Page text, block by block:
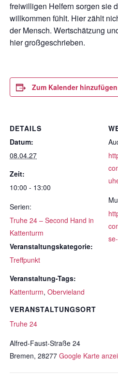
freiwilligen Helfern sorgen sie
willkommen fühlt. Hier zählt
der Mensch. Wertschätzung
hier großgeschrieben.
Zum Kalender hinzufügen
DETAILS
Datum:
08.04.27
Zeit:
10:00 - 13:00
Serien:
Truhe 24 – Second Hand in
Kattenturm
Veranstaltungskategorie:
Treffpunkt
Veranstaltung-Tags:
Kattenturm, Obervieland
VERANSTALTUNGSORT
Truhe 24
Alfred-Faust-Straße 24
Bremen, 28277 Google Karte